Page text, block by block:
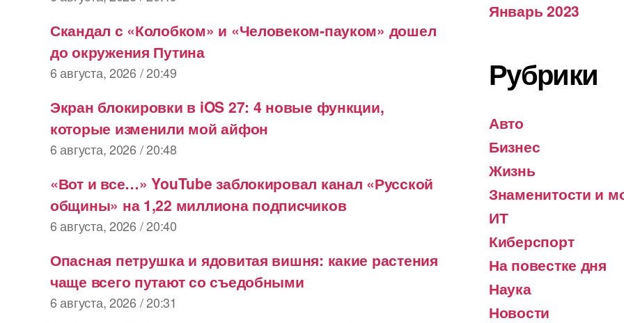
Скандал с «Колобком» и «Человеком-пауком» дошел
до окружения Путина
6 августа, 2026 / 20:49
Экран блокировки в iOS 27: 4 новые функции,
которые изменили мой айфон
6 августа, 2026 / 20:48
«Вот и все…» YouTube заблокировал канал «Русской
общины» на 1,22 миллиона подписчиков
6 августа, 2026 / 20:40
Опасная петрушка и ядовитая вишня: какие растения
чаще всего путают со съедобными
6 августа, 2026 / 20:31
Январь 2023
Рубрики
Авто
Бизнес
Жизнь
Знаменитости и
ИТ
Киберспорт
На повестке дня
Наука
Новости